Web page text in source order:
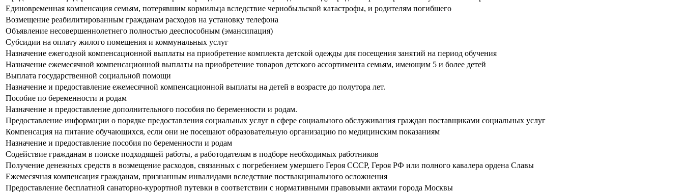
Единовременная компенсация семьям, потерявшим кормильца вследствие чернобыльской катастрофы, и родителям погибшего
Возмещение реабилитированным гражданам расходов на установку телефона
Объявление несовершеннолетнего полностью дееспособным (эмансипация)
Субсидии на оплату жилого помещения и коммунальных услуг
Назначение ежегодной компенсационной выплаты на приобретение комплекта детской одежды для посещения занятий на период обучения
Назначение ежемесячной компенсационной выплаты на приобретение товаров детского ассортимента семьям, имеющим 5 и более детей
Выплата государственной социальной помощи
Назначение и предоставление ежемесячной компенсационной выплаты на детей в возрасте до полутора лет.
Пособие по беременности и родам
Назначение и предоставление дополнительного пособия по беременности и родам.
Предоставление информации о порядке предоставления социальных услуг в сфере социального обслуживания граждан поставщиками социальных услуг
Компенсация на питание обучающихся, если они не посещают образовательную организацию по медицинским показаниям
Назначение и предоставление пособия по беременности и родам
Содействие гражданам в поиске подходящей работы, а работодателям в подборе необходимых работников
Получение денежных средств в возмещение расходов, связанных с погребением умершего Героя СССР, Героя РФ или полного кавалера ордена Славы
Ежемесячная компенсация гражданам, признанным инвалидами вследствие поствакцинального осложнения
Предоставление бесплатной санаторно-курортной путевки в соответствии с нормативными правовыми актами города Москвы